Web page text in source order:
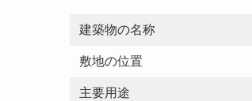
建築物の名称
敷地の位置
主要用途